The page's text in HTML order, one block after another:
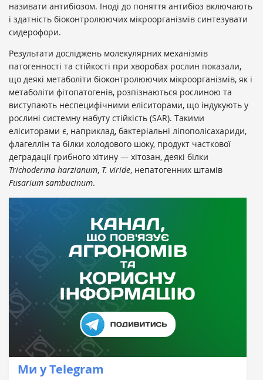
називати антибіозом. Іноді до поняття антибіоз включають
і здатність біоконтролюючих мікроорганізмів синтезувати
сидерофори.
Результати досліджень молекулярних механізмів
патогенності та стійкості при хворобах рослин показали,
що деякі метаболіти біоконтролюючих мікроорганізмів, як і
метаболіти фітопатогенів, розпізнаються рослиною та
виступають неспецифічними еліситорами, що індукують у
рослині системну набуту стійкість (SAR). Такими
еліситорами є, наприклад, бактеріальні ліпополісахариди,
флагеллін та білки холодового шоку, продукт часткової
деградації грибного хітину — хітозан, деякі білки
Trichoderma harzianum, T. viride, непатогенних штамів
Fusarium sambucinum.
Ми у Telegram